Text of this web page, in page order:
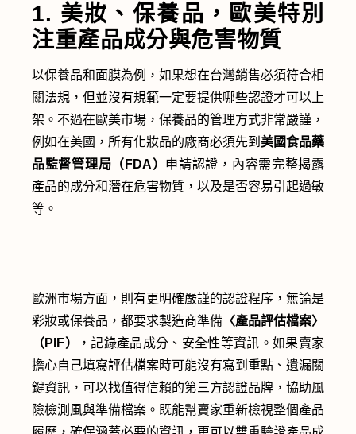
1. 美妝、保養品，歐美特別
注重產品成分與危害物質
以保養品和面膜為例，如果想在台灣銷售必須符合相
關法規，但並沒有規範一定要提供哪些認證才可以上
架。不過在歐美市場，保養品的管理方式非常嚴謹，
例如在美國，所有化妝品的廠商必須先到 美國食品藥
品監督管理局（FDA） 申請認證，內容需完整揭露
產品的成分和潛在危害物質，以及是否容易引起過敏
等。
歐洲市場方面，則有更明確嚴謹的認證程序，無論是
彩妝或保養品，都要求製造商準備 〈產品評估檔案〉
（PIF）
，記錄產品成分、安全性等資訊。如果賣家
擔心自己填寫評估檔案時可能沒有寫到重點、遺漏關
鍵資訊，可以找值得信賴的第三方認證品牌，協助風
險檢測風與準備檔案。既能幫賣家重新檢視整個產品